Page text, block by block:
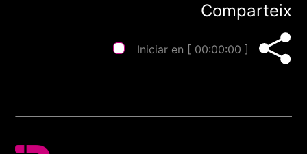
Comparteix
Iniciar en [ 00:00:00 ]